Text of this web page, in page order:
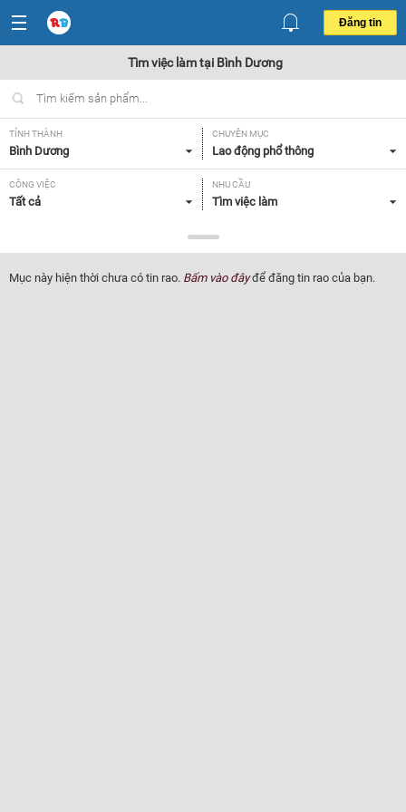
Đăng tin
Tìm việc làm tại Bình Dương
TỈNH THÀNH
Bình Dương
CHUYÊN MỤC
Lao động phổ thông
CÔNG VIỆC
Tất cả
NHU CẦU
Tìm việc làm
Tất cả
Mục này hiện thời chưa có tin rao. Bấm vào đâyđể đăng tin rao của bạn.